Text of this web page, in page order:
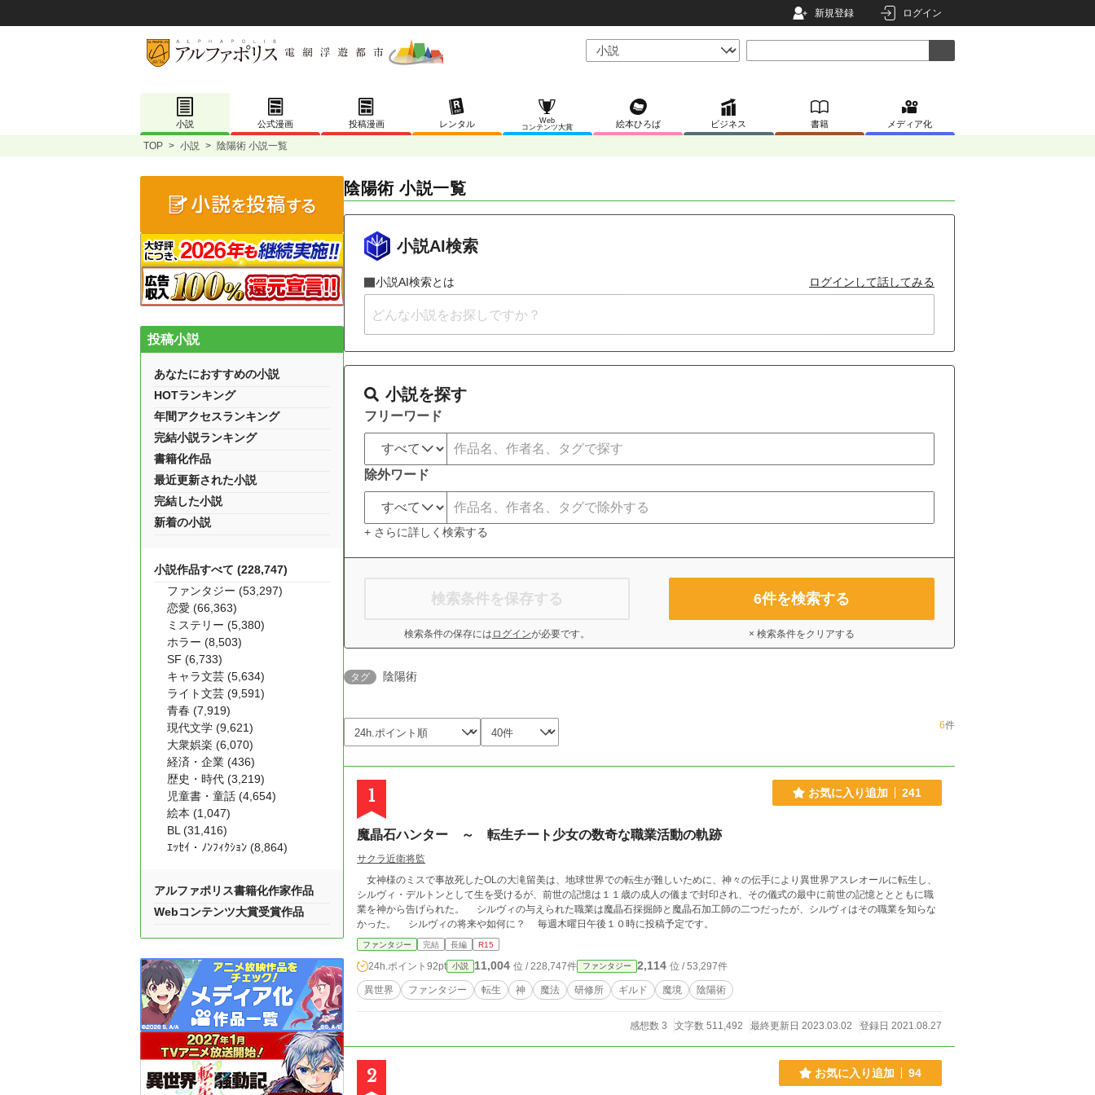
新規登録 ログイン
小説 公式漫画 投稿漫画 レンタル
Web
コンテンツ大賞
絵本ひろば ビジネス 書籍 メディア化
TOP > 小説 > 陰陽術 小説一覧
陰陽術 小説一覧
小説AI検索
小説AI検索とは ログインして話してみる
小説を探す
フリーワード
除外ワード
+ さらに詳しく検索する
検索条件を保存する
検索条件の保存には ログインが必要です。
6件を検索する
× 検索条件をクリアする
タグ 陰陽術
6件
1 お気に入り追加 241
魔晶石ハンター ～ 転生チート少女の数奇な職業活動の軌跡
サクラ近衛将監
女神様のミスで事故死したOLの大滝留美は、地球世界での転生が難しいために、神々の伝手により異世界アスレオールに転生し、
シルヴィ・デルトンとして生を受けるが、前世の記憶は１１歳の成人の儀まで封印され、その儀式の最中に前世の記憶ととともに職
業を神から告げられた。 シルヴィの与えられた職業は魔晶石採掘師と魔晶石加工師の二つだったが、シルヴィはその職業を知らな
かった。 シルヴィの将来や如何に？ 毎週木曜日午後１０時に投稿予定です。
ファンタジー 完結 長編 R15
24h.ポイント 92pt 小説 11,004 位 / 228,747件 ファンタジー 2,114 位 / 53,297件
異世界 ファンタジー 転生 神 魔法 研修所 ギルド 魔境 陰陽術
感想数 3 文字数 511,492 最終更新日 2023.03.02 登録日 2021.08.27
2 お気に入り追加 94
投稿小説
あなたにおすすめの小説
HOTランキング
年間アクセスランキング
完結小説ランキング
書籍化作品
最近更新された小説
完結した小説
新着の小説
小説作品すべて (228,747)
ファンタジー (53,297)
恋愛 (66,363)
ミステリー (5,380)
ホラー (8,503)
SF (6,733)
キャラ文芸 (5,634)
ライト文芸 (9,591)
青春 (7,919)
現代文学 (9,621)
大衆娯楽 (6,070)
経済・企業 (436)
歴史・時代 (3,219)
児童書・童話 (4,654)
絵本 (1,047)
BL (31,416)
ｴｯｾｲ・ﾉﾝﾌｨｸｼｮﾝ (8,864)
アルファポリス書籍化作家作品
Webコンテンツ大賞受賞作品